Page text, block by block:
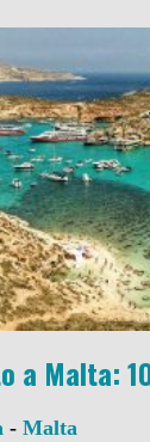
a Malta:
- Malta